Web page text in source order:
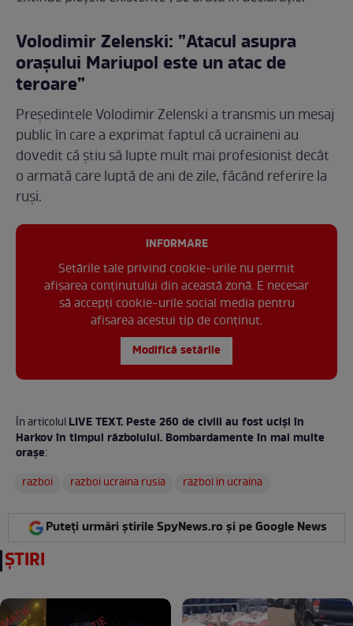
Volodimir Zelenski: ”Atacul asupra
orașului Mariupol este un atac de
teroare”
Președintele Volodimir Zelenski a transmis un mesaj
public în care a exprimat faptul că ucraineni au
dovedit că știu să lupte mult mai profesionist decât
o armată care luptă de ani de zile, făcând referire la
ruși.
INFORMARE
Setările tale privind cookie-urile nu permit
afișarea conținutului din această zonă. E necesar
să accepți cookie-urile social media pentru
afisarea acestui tip de conținut.
Modifică setările
În articolulLIVE TEXT. Peste 260 de civili au fost uciși în
Harkov în timpul războiului. Bombardamente în mai multe
orașe:
razboi
razboi ucraina rusia razboi in ucraina
Puteți urmări știrile SpyNews.ro și pe Google News
ȘTIRI